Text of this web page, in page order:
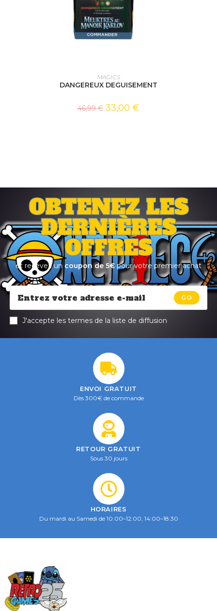
AJOUTER AU PANIER
MAGICS
DANGEREUX DEGUISEMENT
46,99€ 33,00 €
OBTENEZ LES
DERNIÈRES
OFFRES
et recevez un coupon de 5€ pour votre premier achat
GO
J'accepte les termes de la liste de diffusion
ENVOI GRATUIT
Dès 300€ de commande
RETOUR GRATUIT
Sous 30 jours
HORAIRES
Du mardi au Samedi de 10:00–12:00, 14:00–18:30